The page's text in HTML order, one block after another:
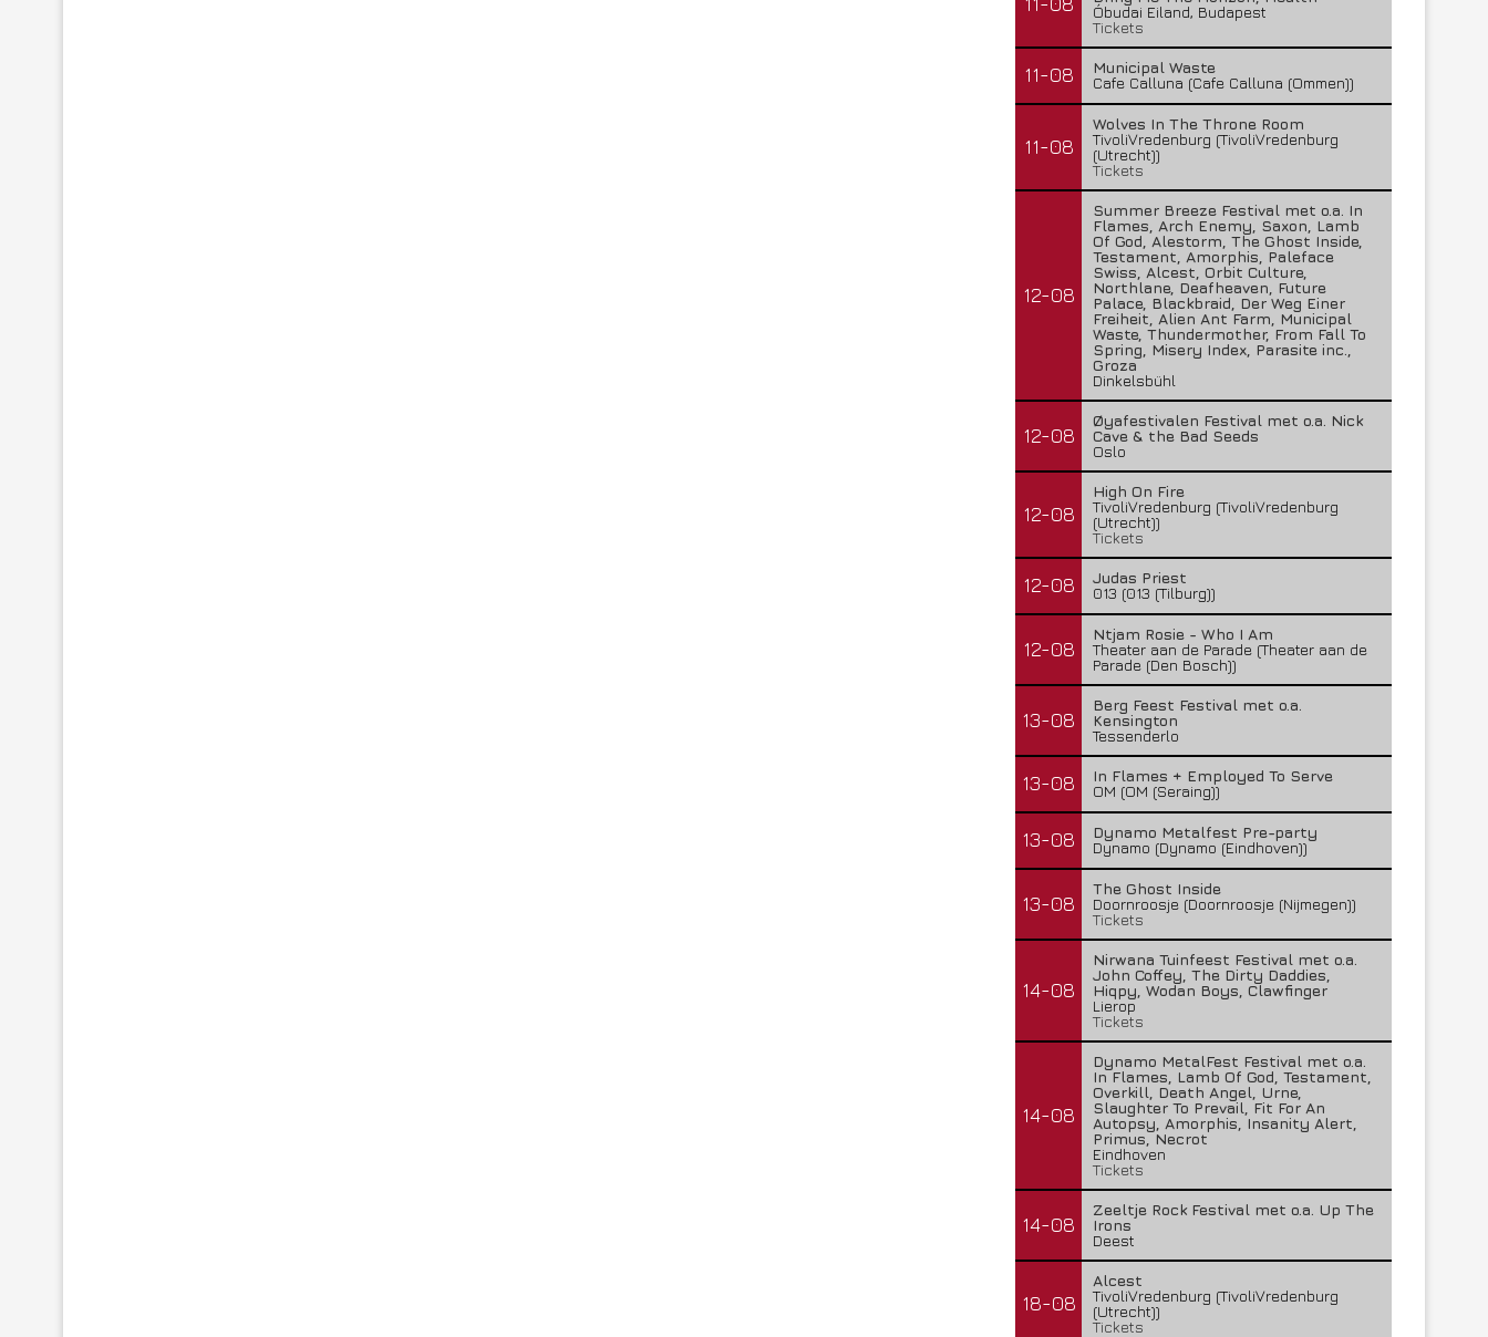
Óbudai Eiland, Budapest
Tickets
11-08
Municipal Waste
Cafe Calluna (Cafe Calluna (Ommen))
11-08
Wolves In The Throne Room
TivoliVredenburg (TivoliVredenburg
(Utrecht))
Tickets
12-08
Summer Breeze Festival met o.a. In
Flames, Arch Enemy, Saxon, Lamb
Of God, Alestorm, The Ghost Inside,
Testament, Amorphis, Paleface
Swiss, Alcest, Orbit Culture,
Northlane, Deafheaven, Future
Palace, Blackbraid, Der Weg Einer
Freiheit, Alien Ant Farm, Municipal
Waste, Thundermother, From Fall To
Spring, Misery Index, Parasite inc.,
Groza
Dinkelsbühl
12-08
Øyafestivalen Festival met o.a. Nick
Cave & the Bad Seeds
Oslo
12-08
High On Fire
TivoliVredenburg (TivoliVredenburg
(Utrecht))
Tickets
12-08
Judas Priest
013 (013 (Tilburg))
12-08
Ntjam Rosie - Who I Am
Theater aan de Parade (Theater aan de
Parade (Den Bosch))
13-08
Berg Feest Festival met o.a.
Kensington
Tessenderlo
13-08
In Flames + Employed To Serve
OM (OM (Seraing))
13-08
Dynamo Metalfest Pre-party
Dynamo (Dynamo (Eindhoven))
13-08
The Ghost Inside
Doornroosje (Doornroosje (Nijmegen))
Tickets
14-08
Nirwana Tuinfeest Festival met o.a.
John Coffey, The Dirty Daddies,
Hiqpy, Wodan Boys, Clawfinger
Lierop
Tickets
14-08
Dynamo MetalFest Festival met o.a.
In Flames, Lamb Of God, Testament,
Overkill, Death Angel, Urne,
Slaughter To Prevail, Fit For An
Autopsy, Amorphis, Insanity Alert,
Primus, Necrot
Eindhoven
Tickets
14-08
Zeeltje Rock Festival met o.a. Up The
Irons
Deest
18-08
Alcest
TivoliVredenburg (TivoliVredenburg
(Utrecht))
Tickets